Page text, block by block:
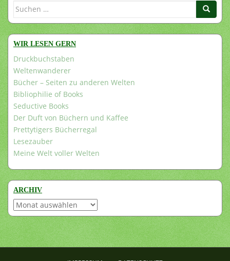
Suchen
WIR LESEN GERN
Druckbuchstaben
Weltenwanderer
Bücher – Seiten zu anderen Welten
Bibliophilie of Books
Seductive Books
Der Duft von Büchern und Kaffee
Prettytigers Bücherregal
Lesezauber
Meine Welt voller Welten
ARCHIV
Archiv